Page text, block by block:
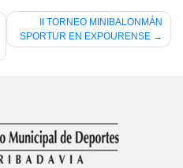
II TORNEO MINIBALONMÁN
SPORTUR EN EXPOURENSE